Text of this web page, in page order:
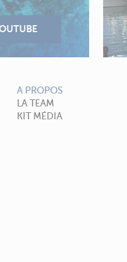
A PROPOS
LA TEAM
KIT MÉDIA